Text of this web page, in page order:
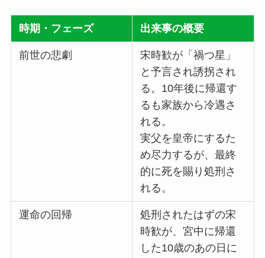
時期・フェーズ 出来事の概要
前世の悲劇
宋時歓が「禍つ星」
と予言され誘拐され
る。10年後に帰還す
るも家族から冷遇さ
れる。
実父を皇帝にするた
め尽力するが、最終
的に死を賜り処刑さ
れる。
運命の回帰
処刑されたはずの宋
時歓が、宮中に帰還
した10歳のあの日に